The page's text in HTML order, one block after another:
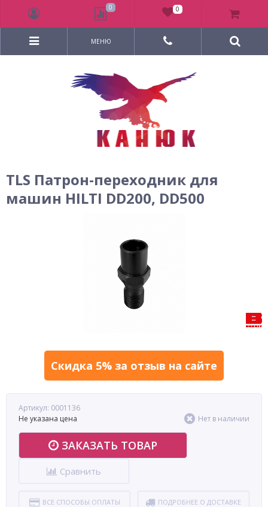
МЕНЮ
TLS Патрон-переходник для
машин HILTI DD200, DD500
Скидка 5% за отзыв на сайте
Артикул: 0001136
Не указана цена
Нет в наличии
ЗАКАЗАТЬ ТОВАР
Сравнить
ВСЕ СПОСОБЫ ОПЛАТЫ ПОДРОБНЕЕ О ДОСТАВКЕ
0 0